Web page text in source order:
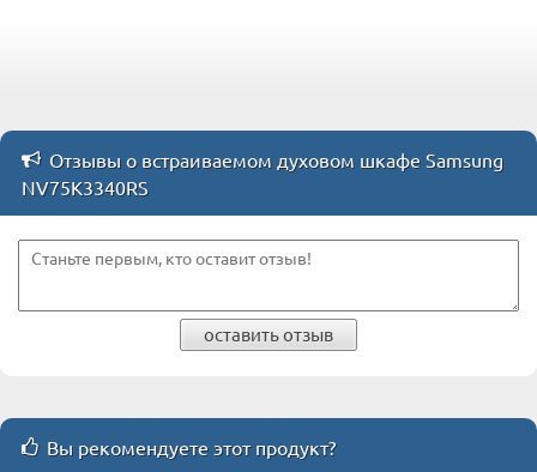
Отзывы о встраиваемом духовом шкафе Samsung
NV75K3340RS
оставить отзыв
Вы рекомендуете этот продукт?